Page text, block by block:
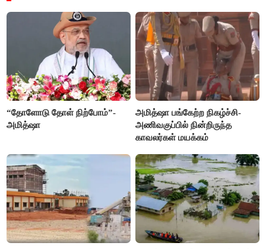
“தோளோடு தோள் நிற்போம்”-
அமித்ஷா
அமித்ஷா பங்கேற்ற நிகழ்ச்சி-
அணிவகுப்பில் நின்றிருந்த
காவலர்கள் மயக்கம்